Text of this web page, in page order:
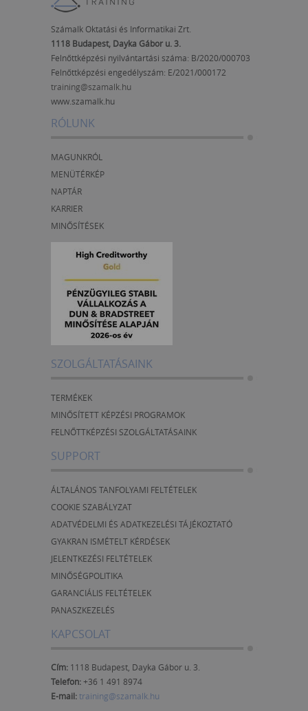
Számalk Oktatási és Informatikai Zrt.
1118 Budapest, Dayka Gábor u. 3.
Felnőttképzési nyilvántartási száma: B/2020/000703
Felnőttképzési engedélyszám: E/2021/000172
training@szamalk.hu
www.szamalk.hu
RÓLUNK
MAGUNKRÓL
MENÜTÉRKÉP
NAPTÁR
KARRIER
MINŐSÍTÉSEK
SZOLGÁLTATÁSAINK
TERMÉKEK
MINŐSÍTETT KÉPZÉSI PROGRAMOK
FELNŐTTKÉPZÉSI SZOLGÁLTATÁSAINK
SUPPORT
ÁLTALÁNOS TANFOLYAMI FELTÉTELEK
COOKIE SZABÁLYZAT
ADATVÉDELMI ÉS ADATKEZELÉSI TÁJÉKOZTATÓ
GYAKRAN ISMÉTELT KÉRDÉSEK
JELENTKEZÉSI FELTÉTELEK
MINŐSÉGPOLITIKA
GARANCIÁLIS FELTÉTELEK
PANASZKEZELÉS
KAPCSOLAT
Cím: 1118 Budapest, Dayka Gábor u. 3.
Telefon:+36 1 491 8974
E-mail:training@szamalk.hu